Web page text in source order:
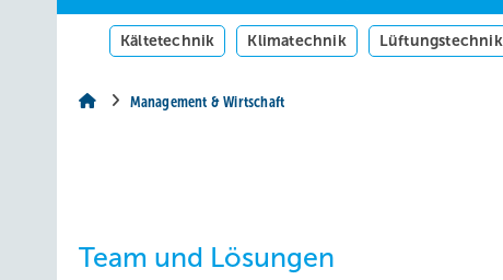
Kältetechnik Klimatechnik Lüftungstechnik
Management & Wirtschaft
Team und Lösungen